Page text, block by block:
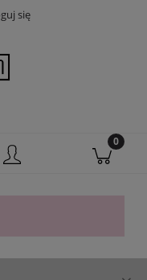
się